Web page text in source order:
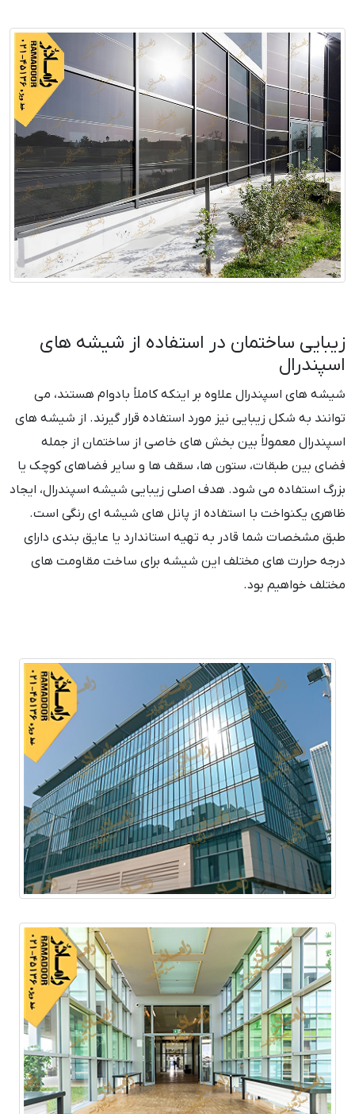
زیبایی ساختمان در استفاده از شیشه های
اسپندرال
شیشه های اسپندرال علاوه بر اینکه کاملاً بادوام هستند، می
توانند به شکل زیبایی نیز مورد استفاده قرار گیرند. از شیشه های
اسپندرال معمولاً بین بخش های خاصی از ساختمان از جمله
فضای بین طبقات، ستون ها، سقف ها و سایر فضاهای کوچک یا
بزرگ استفاده می شود. هدف اصلی زیبایی شیشه اسپندرال، ایجاد
ظاهری یکنواخت با استفاده از پانل های شیشه ای رنگی است.
طبق مشخصات شما قادر به تهیه استاندارد یا عایق بندی دارای
درجه حرارت های مختلف این شیشه برای ساخت مقاومت های
مختلف خواهیم بود.